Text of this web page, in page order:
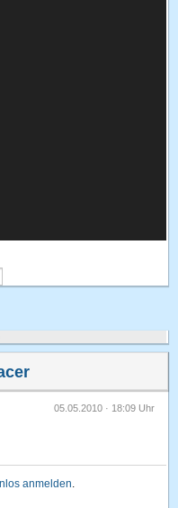
05.05.2010 · 18:09 Uhr
anmelden.